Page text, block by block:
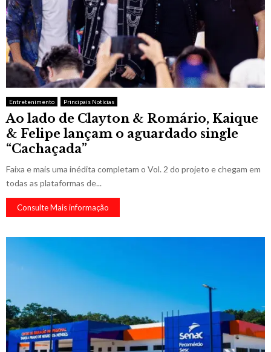
Entretenimento Principais Notícias
Ao lado de Clayton & Romário, Kaique
& Felipe lançam o aguardado single
“Cachaçada”
Faixa e mais uma inédita completam o Vol. 2 do projeto e chegam em
todas as plataformas de...
Consulte Mais informação